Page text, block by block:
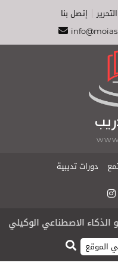
إتصل بنا
دورات تديبية